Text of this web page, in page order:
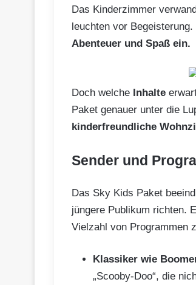
Das Kinderzimmer
leuchten vor Begeisterung.
Abenteuer und Spaß ein.
Doch welche Inhalte
Paket genauer unter die
kinderfreundliche
Sender und
Das Sky Kids Paket
jüngere Publikum richten.
Vielzahl von Programmen
Klassiker wie
„Scooby-Doo“, die